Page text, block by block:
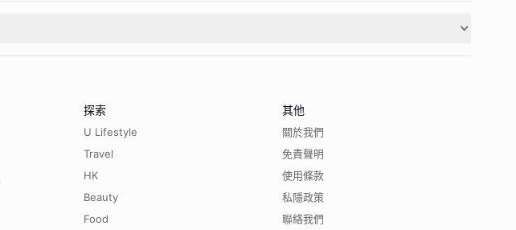
探索
U Lifestyle
Travel
HK
Beauty
Food
其他
關於我們
免責聲明
使用條款
私隱政策
聯絡我們